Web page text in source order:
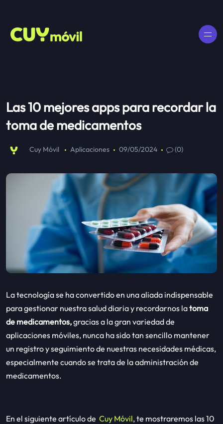
Las 10 mejores apps para recordar la
toma de medicamentos
Cuy Móvil Aplicaciones 09/05/2024 (0)
La tecnología se ha convertido en una aliada indispensable
para gestionar nuestra saluddiaria y recordarnos latoma
de medicamentos,gracias a la gran variedad de
aplicaciones móviles, nunca ha sido tan sencillo mantener
un registro y seguimiento de nuestras necesidades médicas,
especialmente cuando se trata de la administración de
medicamentos.
En el siguiente artículo de Cuy Móvil, te mostraremos las 10